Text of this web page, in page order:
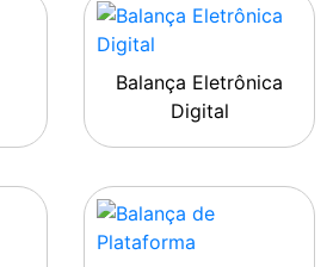
Balança Eletrônica
Digital